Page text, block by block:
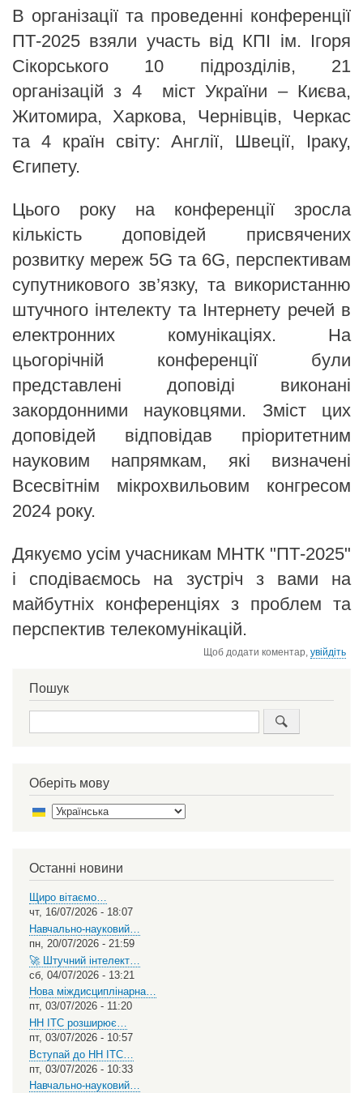
В організації та проведенні конференції
ПТ-2025 взяли участь від КПІ ім. Ігоря
Сікорського 10 підрозділів, 21
організацій з 4 міст України – Києва,
Житомира, Харкова, Чернівців, Черкас
та 4 країн світу: Англії, Швеції, Іраку,
Єгипету.
Цього року на конференції зросла
кількість доповідей присвячених
розвитку мереж 5G та 6G, перспективам
супутникового зв’язку, та використанню
штучного інтелекту та Інтернету речей в
електронних комунікаціях. На
цьогорічній конференції були
представлені доповіді виконані
закордонними науковцями. Зміст цих
доповідей відповідав пріоритетним
науковим напрямкам, які визначені
Всесвітнім мікрохвильовим конгресом
2024 року.
Дякуємо усім учасникам МНТК "ПТ-2025"
і сподіваємось на зустріч з вами на
майбутніх конференціях з проблем та
перспектив телекомунікацій.
Щоб додати коментар,увійдіть
Пошук
Оберіть мову
Останні новини
Щиро вітаємо…
чт, 16/07/2026 - 18:07
Навчально-науковий…
пн, 20/07/2026 - 21:59
🚀 Штучний інтелект…
сб, 04/07/2026 - 13:21
Нова міждисциплінарна…
пт, 03/07/2026 - 11:20
НН ІТС розширює…
пт, 03/07/2026 - 10:57
Вступай до НН ІТС…
пт, 03/07/2026 - 10:33
Навчально-науковий…